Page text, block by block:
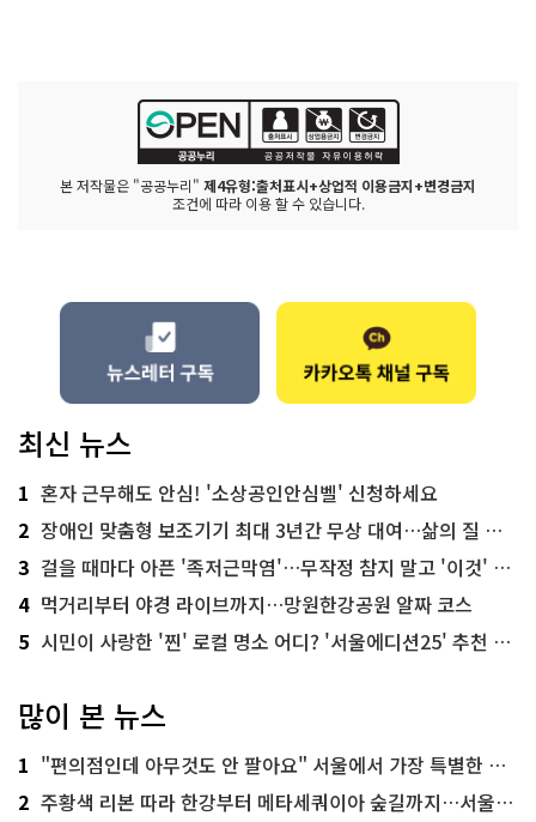
본 저작물은 "공공누리" 제4유형:출처표시+상업적 이용금지+변경금지
조건에 따라 이용 할 수 있습니다.
최신 뉴스
1 혼자 근무해도 안심! '소상공인안심벨' 신청하세요
2 장애인 맞춤형 보조기기 최대 3년간 무상 대여…삶의 질 높인다
3 걸을 때마다 아픈 '족저근막염'…무작정 참지 말고 '이것' 해보세요!
4 먹거리부터 야경 라이브까지…망원한강공원 알짜 코스
5 시민이 사랑한 '찐' 로컬 명소 어디? '서울에디션25' 추천 코스
많이 본 뉴스
1 "편의점인데 아무것도 안 팔아요" 서울에서 가장 특별한 편의점의 정체
2 주황색 리본 따라 한강부터 메타세쿼이아 숲길까지…서울둘레길 15코스